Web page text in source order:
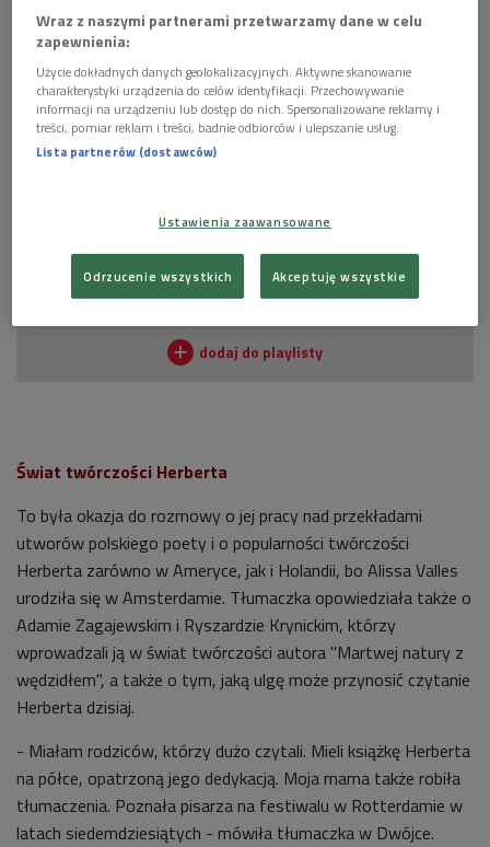
Przełożyła także między innymi wiersze Ryszarda Krynickiego
oraz Zuzanny Ginczanki. Za tłumaczenie wyboru wierszy
polskiej poetki "Firebird" otrzymała w tym roku nagrodę
Found in Translation. Alissa Valles przyjechała ostatnio do
Warszawy na uroczystości związane z setną rocznicą urodzin
Zbigniewa Herberta.
Alissa Valles o przekładaniu twórczości Zbigniewa
Herberta na język angielski (Rozmowy po zmroku/
Dwójka)
Świat twórczości Herberta
To była okazja do rozmowy o jej pracy nad przekładami
utworów polskiego poety i o popularności twórczości
Herberta zarówno w Ameryce, jak i Holandii, bo Alissa Valles
urodziła się w Amsterdamie. Tłumaczka opowiedziała także o
Adamie Zagajewskim i Ryszardzie Krynickim, którzy
wprowadzali ją w świat twórczości autora "Martwej natury z
wędzidłem", a także o tym, jaką ulgę może przynosić czytanie
Herberta dzisiaj.
- Miałam rodziców, którzy dużo czytali. Mieli książkę Herberta
na półce, opatrzoną jego dedykacją. Moja mama także robiła
tłumaczenia. Poznała pisarza na festiwalu w Rotterdamie w
latach siedemdziesiątych - mówiła tłumaczka w Dwójce.
Wraz z naszymi partnerami przetwarzamy dane w celu
zapewnienia:
Użycie dokładnych danych geolokalizacyjnych. Aktywne skanowanie
charakterystyki urządzenia do celów identyfikacji. Przechowywanie
informacji na urządzeniu lub dostęp do nich. Spersonalizowane reklamy i
treści, pomiar reklam i treści, badnie odbiorców i ulepszanie usług.
Lista partnerów (dostawców)
Ustawienia zaawansowane
Odrzucenie wszystkich Akceptuję wszystkie